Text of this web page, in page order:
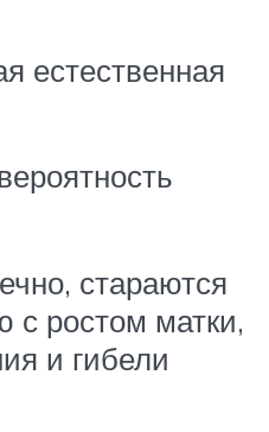
естественная
стараются
с ростом матки,
и гибели